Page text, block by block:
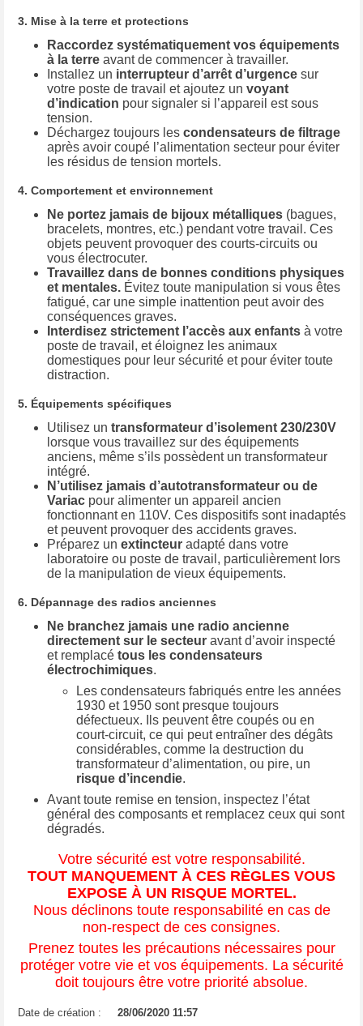
3. Mise à la terre et protections
Raccordez systématiquement vos équipements
à la terreavant de commencer à travailler.
Installez un interrupteur d’arrêt d’urgencesur
votre poste de travail et ajoutez un voyant
d’indication pour signaler si l’appareil est sous
tension.
Déchargez toujours les condensateurs de filtrage
après avoir coupé l’alimentation secteur pour éviter
les résidus de tension mortels.
4. Comportement et environnement
Ne portez jamais de bijoux métalliques(bagues,
bracelets, montres, etc.) pendant votre travail. Ces
objets peuvent provoquer des courts-circuits ou
vous électrocuter.
Travaillez dans de bonnes conditions physiques
et mentales.Évitez toute manipulation si vous êtes
fatigué, car une simple inattention peut avoir des
conséquences graves.
Interdisez strictement l’accès aux enfantsà votre
poste de travail, et éloignez les animaux
domestiques pour leur sécurité et pour éviter toute
distraction.
5. Équipements spécifiques
Utilisez un transformateur d’isolement 230/230V
lorsque vous travaillez sur des équipements
anciens, même s’ils possèdent un transformateur
intégré.
N’utilisez jamais d’autotransformateur ou de
Variacpour alimenter un appareil ancien
fonctionnant en 110V. Ces dispositifs sont inadaptés
et peuvent provoquer des accidents graves.
Préparez un extincteuradapté dans votre
laboratoire ou poste de travail, particulièrement lors
de la manipulation de vieux équipements.
6. Dépannage des radios anciennes
Ne branchez jamais une radio ancienne
directement sur le secteuravant d’avoir inspecté
et remplacé tous les condensateurs
électrochimiques.
Les condensateurs fabriqués entre les années
1930 et 1950 sont presque toujours
défectueux. Ils peuvent être coupés ou en
court-circuit, ce qui peut entraîner des dégâts
considérables, comme la destruction du
transformateur d’alimentation, ou pire, un
risque d’incendie.
Avant toute remise en tension, inspectez l’état
général des composants et remplacez ceux qui sont
dégradés.
Votre sécurité est votre responsabilité.
TOUT MANQUEMENT À CES RÈGLES VOUS
EXPOSE À UN RISQUE MORTEL.
Nous déclinons toute responsabilité en cas de
non-respect de ces consignes.
Prenez toutes les précautions nécessaires pour
protéger votre vie et vos équipements. La sécurité
doit toujours être votre priorité absolue.
Date de création : 28/06/2020 11:57